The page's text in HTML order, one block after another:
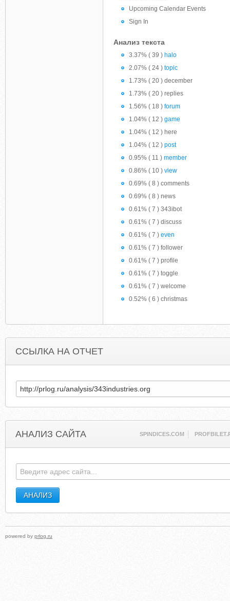
Upcoming Calendar Events
Sign In
Анализ текста
3.37% ( 39 ) halo
2.07% ( 24 ) topic
1.73% ( 20 ) december
1.73% ( 20 ) replies
1.56% ( 18 ) forum
1.04% ( 12 ) game
1.04% ( 12 ) here
1.04% ( 12 ) post
0.95% ( 11 ) member
0.86% ( 10 ) view
0.69% ( 8 ) comments
0.69% ( 8 ) news
0.61% ( 7 ) 343ibot
0.61% ( 7 ) discuss
0.61% ( 7 ) even
0.61% ( 7 ) follower
0.61% ( 7 ) profile
0.61% ( 7 ) toggle
0.61% ( 7 ) welcome
0.52% ( 6 ) christmas
ССЫЛКА НА ОТЧЕТ
АНАЛИЗ САЙТА SPINDICES.COM
powered by prlog.ru